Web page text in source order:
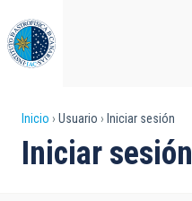
al
contenido
principal
Sobrescribir
enlaces
Inicio Usuario Iniciar sesión
Iniciar sesión